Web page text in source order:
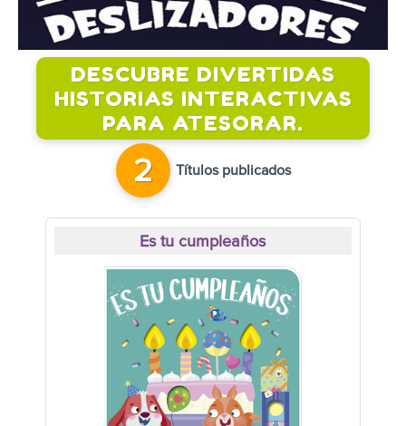
DESCUBRE DIVERTIDAS
HISTORIAS INTERACTIVAS
PARA ATESORAR.
2 Títulos publicados
Es tu cumpleaños